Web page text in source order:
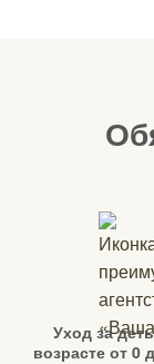
Уход за
возрасте от 0